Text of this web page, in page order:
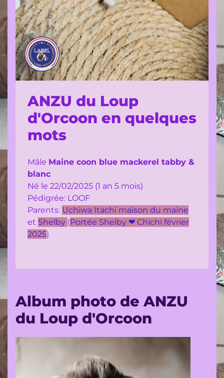
portées
venir
gestations
en
cours
Chatons
disponibles/
réserver
chatons
adoptés
formations
Contact
ANZU du Loup
d'Orcoon en quelques
mots
Mâle Maine coon blue mackerel tabby &
blanc
Né le 22/02/2025 (1 an 5 mois)
Pédigrée: LOOF
Parents: Uchiwa Itachi maison du maine
et Shelby (Portée Shelby ❤ Chichi février
2025)
Album photo de ANZU
du Loup d'Orcoon